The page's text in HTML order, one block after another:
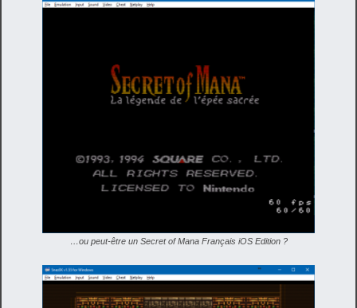
…ou peut-être un Secret of Mana Français iOS Edition ?